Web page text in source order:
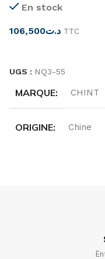
En stock
د.ت106,500 TTC
UGS : NQ3-55
MARQUE CHINT
ORIGINE Chine